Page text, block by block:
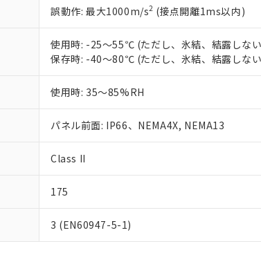
誤動作: 最大1000m/s2 (接点開離1ms以内)
使用時: -25～55℃ (ただし、氷結、結露しな
保存時: -40～80℃ (ただし、氷結、結露しな
使用時: 35～85%RH
パネル前面: IP66、NEMA4X, NEMA13
Class II
175
3 (EN60947-5-1)